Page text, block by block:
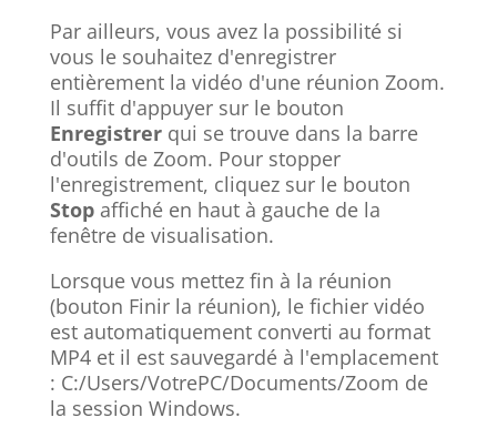
Par ailleurs, vous avez la possibilité si
vous le souhaitez d'enregistrer
entièrement la vidéo d'une réunion Zoom.
Il suffit d'appuyer sur le bouton
Enregistrerqui se trouve dans la barre
d'outils de Zoom. Pour stopper
l'enregistrement, cliquez sur le bouton
Stopaffiché en haut à gauche de la
fenêtre de visualisation.
Lorsque vous mettez fin à la réunion
(bouton Finir la réunion), le fichier vidéo
est automatiquement converti au format
MP4 et il est sauvegardé à l'emplacement
: C:/Users/VotrePC/Documents/Zoom de
la session Windows.